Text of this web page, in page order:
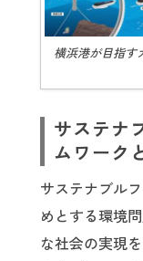
横浜港が目指す
サステナ
ムワーク
サステナブル
めとする環境
な社会の実現